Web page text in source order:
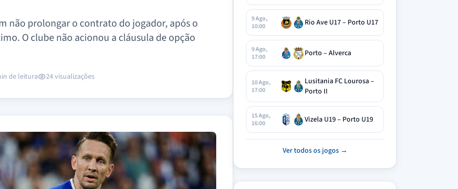
não prolongar o contrato do jogador, após o
O clube não acionou a cláusula de opção
de leitura 24 visualizações
9 Ago,
10:00
Rio Ave U17 – Porto U17
9 Ago,
17:00
Porto – Alverca
10 Ago,
17:00
Lusitania FC Lourosa –
Porto II
15 Ago,
16:00
Vizela U19 – Porto U19
Ver todos os jogos →